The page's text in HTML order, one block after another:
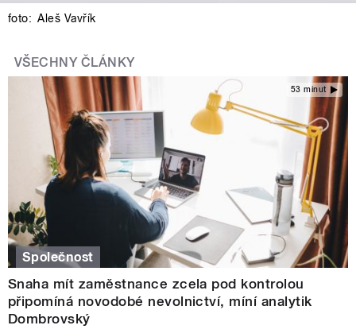
foto: Aleš Vavřík
VŠECHNY ČLÁNKY
53 minut
Společnost
Snaha mít zaměstnance zcela pod kontrolou
připomíná novodobé nevolnictví, míní analytik
Dombrovský